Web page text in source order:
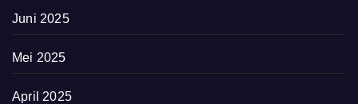
Juni 2025
Mei 2025
April 2025